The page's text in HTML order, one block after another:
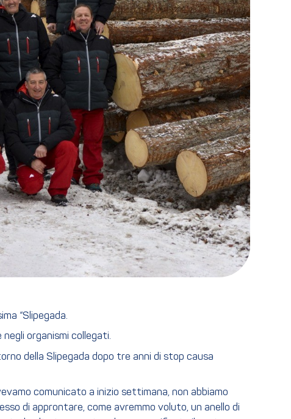
“Slipegada.
organismi collegati.
della Slipegada dopo tre anni di stop causa
comunicato a inizio settimana, non abbiamo
di approntare, come avremmo voluto, un anello di